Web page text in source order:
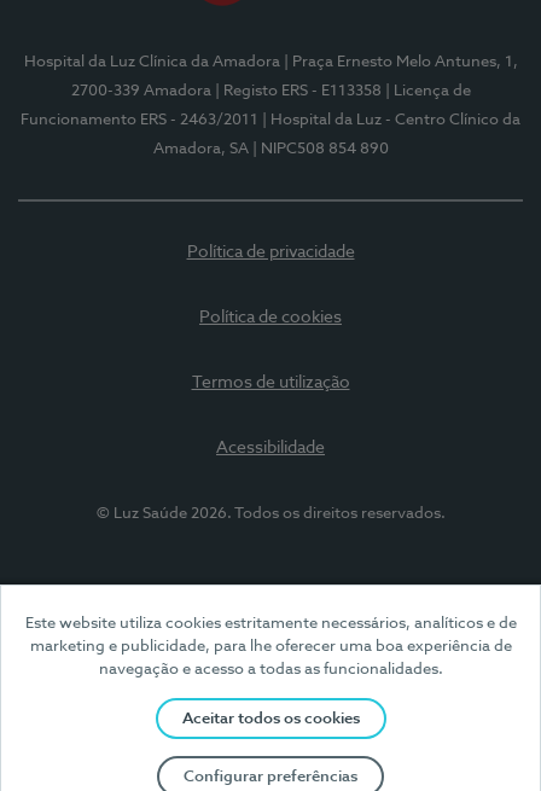
Este website utiliza cookies estritamente necessários, analíticos e de
marketing e publicidade, para lhe oferecer uma boa experiência de
navegação e acesso a todas as funcionalidades.
Aceitar todos os cookies
Configurar preferências
Hospital da Luz Clínica da Amadora
| Praça Ernesto Melo Antunes, 1,
2700-339 Amadora
| Registo ERS - E113358
| Licença de
Funcionamento ERS - 2463/2011
| Hospital da Luz - Centro Clínico da
Amadora, SA
| NIPC508 854 890
Política de privacidade
Política de cookies
Termos de utilização
Acessibilidade
© Luz Saúde 2026. Todos os direitos reservados.